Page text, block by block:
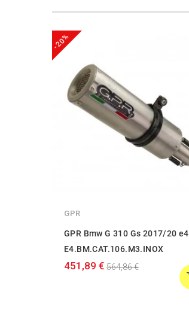
-20%
GPR
GPR Bmw G 310 Gs 2017/20 e4
E4.BM.CAT.106.M3.INOX
451,89 € 564,86 €